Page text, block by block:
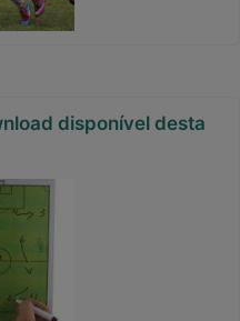
disponível desta